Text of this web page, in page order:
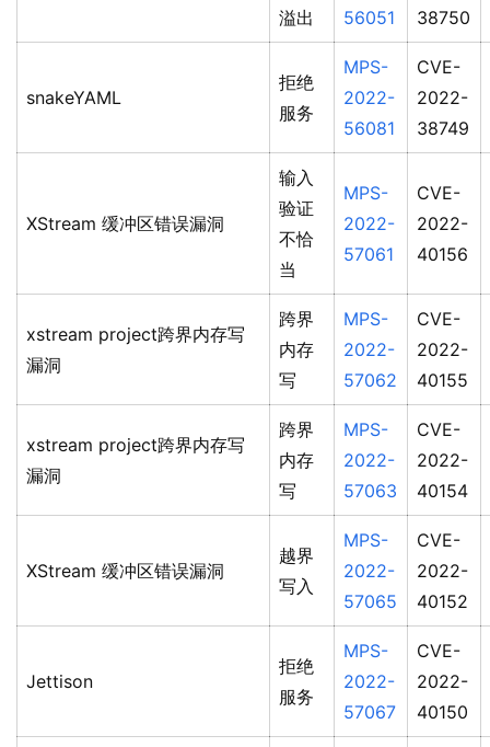
溢出
56051
38750
snakeYAML
拒绝
服务
MPS-
2022-
56081
CVE-
2022-
38749
XStream 缓冲区错误漏洞
输入
验证
不恰
当
MPS-
2022-
57061
CVE-
2022-
40156
xstream project跨界内存写
漏洞
跨界
内存
写
MPS-
2022-
57062
CVE-
2022-
40155
xstream project跨界内存写
漏洞
跨界
内存
写
MPS-
2022-
57063
CVE-
2022-
40154
XStream 缓冲区错误漏洞
越界
写入
MPS-
2022-
57065
CVE-
2022-
40152
Jettison
拒绝
服务
MPS-
2022-
57067
CVE-
2022-
40150